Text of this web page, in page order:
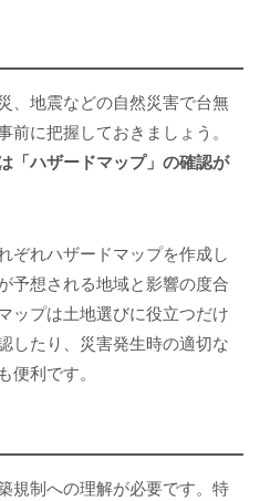
、地震などの自然災害で台無
前に把握しておきましょう。
「ハザードマップ」の確認が
ぞれハザードマップを作成し
予想される地域と影響の度合
ップは土地選びに役立つだけ
したり、災害発生時の適切な
利です。
規制への理解が必要です。特